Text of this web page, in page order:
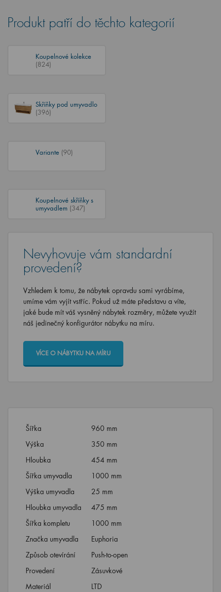
Produkt patří do těchto kategorií
Koupelnové kolekce
(824)
Skříňky pod umyvadlo
(396)
Variante (90)
Koupelnové skříňky s
umyvadlem (347)
Nevyhovuje vám standardní
provedení?
Vzhledem k tomu, že nábytek opravdu sami vyrábíme,
umíme vám vyjít vstříc. Pokud už máte představu a víte,
jaké bude mít váš vysněný nábytek rozměry, můžete využít
náš jedinečný konfigurátor nábytku na míru.
VÍCE O NÁBYTKU NA MÍRU
Šířka
960 mm
Výška
350 mm
Hloubka
454 mm
Šířka umyvadla
1000 mm
Výška umyvadla
25 mm
Hloubka umyvadla
475 mm
Šířka kompletu
1000 mm
Značka umyvadla
Euphoria
Způsob otevírání
Push-to-open
Provedení
Zásuvkové
Materiál
LTD